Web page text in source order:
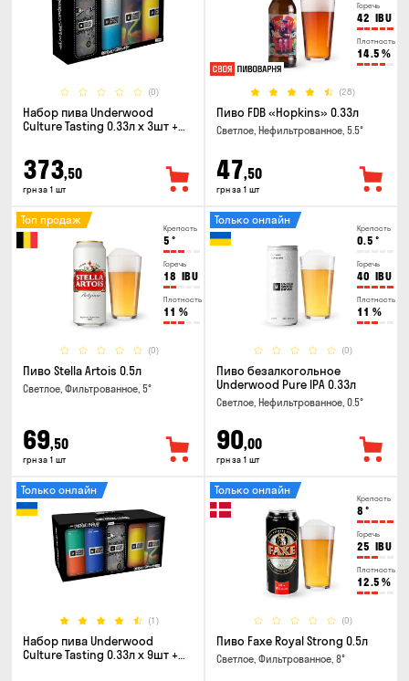
(0)
Набор пива Underwood
Culture Tasting 0.33л x 3шт +
373,50
грн за 1 шт
Горечь
42 IBU
Плотность
14.5 %
(28)
Пиво FDB «Hopkins» 0.33л
Светлое, Нефильтрованное, 5.5°
47,50
грн за 1 шт
Крепость
5 °
Горечь
18 IBU
Плотность
11 %
(0)
Топ продаж
Пиво Stella Artois 0.5л
Светлое, Фильтрованное, 5°
69,50
грн за 1 шт
Крепость
0.5 °
Горечь
40 IBU
Плотность
11 %
(0)
Только онлайн
Пиво безалкогольное
Underwood Pure IPA 0.33л
Светлое, Нефильтрованное, 0.5°
90,00
грн за 1 шт
(1)
Только онлайн
Набор пива Underwood
Culture Tasting 0.33л x 9шт +
Крепость
8 °
Горечь
25 IBU
Плотность
12.5 %
(0)
Только онлайн
Пиво Faxe Royal Strong 0.5л
Светлое, Фильтрованное, 8°